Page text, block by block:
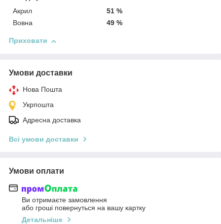
Акрил
51 %
Вовна
49 %
Приховати
Умови доставки
Нова Пошта
Укрпошта
Адресна доставка
Всі умови доставки
Умови оплати
Ви отримаєте замовлення
або гроші повернуться на вашу картку
Детальніше